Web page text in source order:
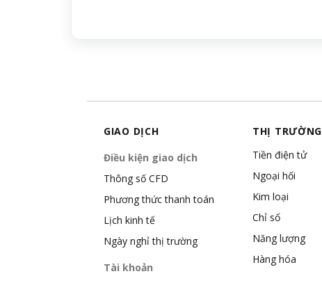
GIAO DỊCH
Điều kiện giao dịch
Thông số CFD
Phương thức thanh toán
Lịch kinh tế
Ngày nghỉ thị trường
Tài khoản
THỊ TRƯỜNG
Tiền điện tử
Ngoại hối
Kim loại
Chỉ số
Năng lượng
Hàng hóa